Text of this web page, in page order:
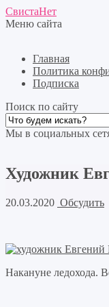
СвистаНет
Меню сайта
Главная
Политика
Подписка
Поиск по сайту
Мы в социальных
Художник
20.03.2020 Обсудить
Накануне ледохода.